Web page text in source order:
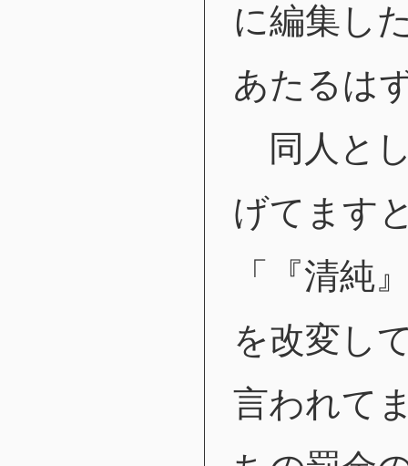
に編集し
あたるは
同人と
げてます
「『清純
を改変し
言われて